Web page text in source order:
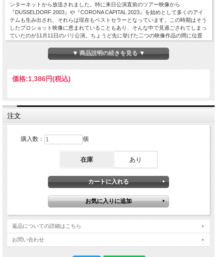
ンターネットから放送されました。特に来日公演直前のツアー映像から
『DUSSELDORF 2003』や『CORONA CAPITAL 2023』を始めとして多くのアイ
テムも生み出され、それらは現在もベストセラーとなっています。この時期はそう
したプロショット映像に恵まれていることもあり、そんな中で見過ごされてしまっ
ていたのが11月11日のパリ公演。ちょうど先に挙げた二つの映像作品の間に位置
するライブということになります。当然この放送も完璧な画質と音質を誇るプロシ
ョット映像であり、初心者からマニアまで安心して楽しめる最高レベルの映像でも
ある。この日のステージはパリらしく非常に和やかな、なおかつリラックスした雰
囲気の中で演奏が進んでおり、セットリストの序盤に組み込まれた『COUNCIL
SKIES』からのレパートリーが実にイイ感じで演奏されている。パリの観客も熱心
なファンが詰めかけたものだと思われ、既に「AKA... What A Life!」辺りから合唱が
っているのが先に挙げた前後のライブ映像にあった雰囲気とは大きな違いを感じさ
せてくれます。また昨年はボブ・ディランのカバー「Quinn the Eskimo (The
Mighty Quinn)」が毎晩のステージの終盤で演奏されていましたが、2024年を迎え
るとレギュラーのセットリストから落とされており、今となっては昨年のステージ
るのはポイントが高い。こうした和やかな雰囲気に包まれたパリのステージを最高
画質で収録してみせただけでなく、本タイトルにはボーナス映像として
『COUNCIL SKIES』リリース直後にノエルとハイ・フライング・バーズがラジオ
局のイベントに出演した時の模様をこれまた完璧な画質と音質で収録。そんなタイ
ミングですのでイントロがオアシスの「Supersonic」を彷彿させる新曲「Open
The Door, See What You Find」の前にノエルが「次は「Supersonic」じゃないよ」
と言ってから始めるのが実に微笑ましい。こうして昨年のツアーが絶頂を迎えた11
どちらも完璧な画質で収録したプロショット・ライブ映像集。Le Zenith, Paris,
France 11th November 2023 PRO-SHOT 1. Pretty Boy 2. Council Sky 3. Open The
Door, See What You Find 4. We're Gonna Get There In The End 5. Easy Now 6. You
9. If I Had A Gun 10. AKA... What A Life! 11. Dead In The Water 12. Going Nowhere
13. The Importance Of Being Idle 14. The Masterplan 15. Half The World Away 16.
Little By Little17. The Mighty Quinn 18. Live Forever 19. Don't Look Back In Anger
Bonus Track Absolute Radio O2 Academy Bournemouth, Bournemouth, England
▼ 商品説明の続きを見る ▼
価格:1,386円(税込)
注文
購入数： 個
在庫 あり
返品についての詳細はこちら
お問い合わせ